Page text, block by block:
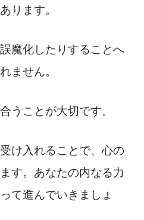
ります。
魔化したりすることへ
ません。
うことが大切です。
け入れることで、心の
す。あなたの内なる力
て進んでいきましょ